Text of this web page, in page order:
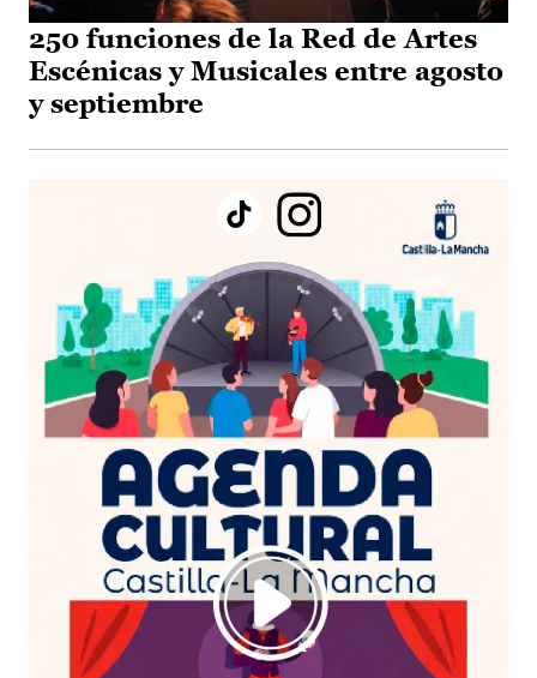
250 funciones de la Red de Artes
Escénicas y Musicales entre agosto
y septiembre